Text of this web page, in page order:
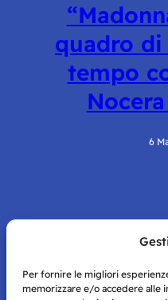
Per fornire le migliori
memorizzare e/o accedere alle
quadro di
tempo
6
Storie di Napoli è una testata